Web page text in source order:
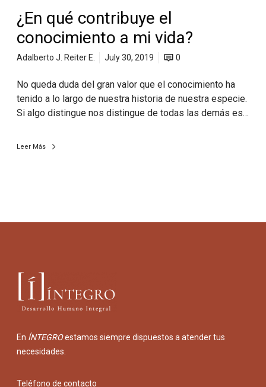
¿En qué contribuye el
conocimiento a mi vida?
Adalberto J. Reiter E. July 30, 2019 0
No queda duda del gran valor que el conocimiento ha
tenido a lo largo de nuestra historia de nuestra especie.
Si algo distingue nos distingue de todas las demás es…
Leer Más
En ÍNTEGROestamos siempre dispuestos a atender tus
necesidades.
Teléfono de contacto